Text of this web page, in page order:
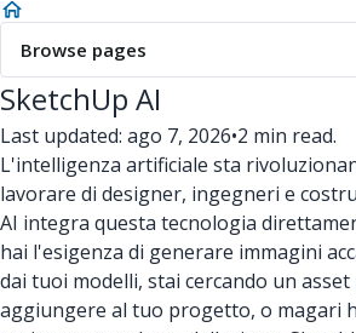
Browse pages
SketchUp AI
Last updated: ago 7, 2026•2 min read.
L'intelligenza artificiale sta
lavorare di designer, ingegneri e
AI integra questa tecnologia
hai l'esigenza di generare immagini
dai tuoi modelli, stai cercando un
aggiungere al tuo progetto, o magari